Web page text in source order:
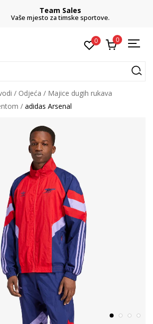
Team Sales
mjesto za timske sportove.
0 0
Odjeća
Majice dugih rukava
adidas Arsenal